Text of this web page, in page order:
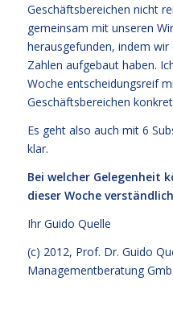
Geschäftsbereichen nicht
gemeinsam mit unseren
herausgefunden, indem
Zahlen aufgebaut haben.
Woche entscheidungsreif
Geschäftsbereichen
Es geht also auch mit 6
klar.
Bei welcher Gelegenheit
dieser Woche
Ihr Guido Quelle
(c) 2012, Prof. Dr. Guido
Managementberatung